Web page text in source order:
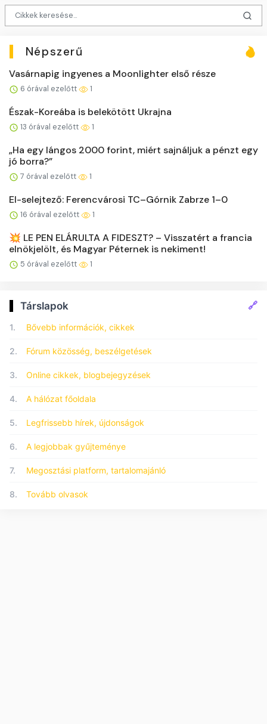
Népszerű
Vasárnapig ingyenes a Moonlighter első része
6 órával ezelőtt 1
Észak-Koreába is belekötött Ukrajna
13 órával ezelőtt 1
„Ha egy lángos 2000 forint, miért sajnáljuk a pénzt egy
jó borra?”
7 órával ezelőtt 1
El-selejtező: Ferencvárosi TC–Górnik Zabrze 1–0
16 órával ezelőtt 1
💥 LE PEN ELÁRULTA A FIDESZT? – Visszatért a francia
elnökjelölt, és Magyar Péternek is nekiment!
5 órával ezelőtt 1
Társlapok 🔗
1. Bővebb információk, cikkek
2. Fórum közösség, beszélgetések
3. Online cikkek, blogbejegyzések
4. A hálózat főoldala
5. Legfrissebb hírek, újdonságok
6. A legjobbak gyűjteménye
7. Megosztási platform, tartalomajánló
8. Tovább olvasok